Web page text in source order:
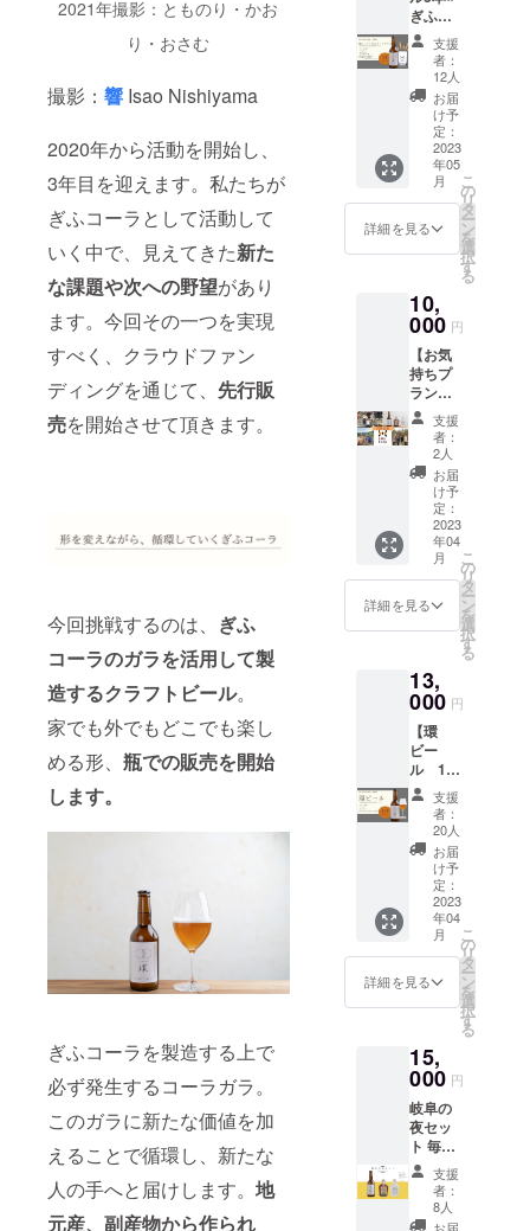
2021年撮影：とものり・かお
り・おさむ
撮影：響 Isao Nishiyama
2020年から活動を開始し、
3年目を迎えます。私たちが
ぎふコーラとして活動して
いく中で、見えてきた新た
な課題や次への野望があり
ます。今回その一つを実現
すべく、クラウドファン
ディングを通じて、 先行販
売を開始させて頂きます。
今回挑戦するのは、 ぎふ
コーラのガラを活用して製
造するクラフトビール。
家でも外でもどこでも楽し
める形、 瓶での販売を開始
します。
ぎふコーラを製造する上で
必ず発生するコーラガラ。
このガラに新たな価値を加
えることで循環し、新たな
人の手へと届けします。 地
元産、副産物から作られ
「原材
料及び
添加物
等の食
品表示
はお届
け商品
のラベ
ルに表
記され
ます。
商品開
のリ
ターン
に貼付
された
ラベル
や注意
書きを
ご確認
くださ
い。」
保存方
法:要冷
（10℃
以下で
保存）
賞味期
月） 内
容量
330ml
ぎふ
コーラ
グラス1
個セッ
ト 製造
したて
の商品
をお届
け。
GWにス
ペシャ
ルなグ
ラスで
癒しの
を。 み
んなで
飲みた
くなる
そんな
ビール
をお届
けで
す。
「原材
料及び
添加物
等の食
品表示
はお届
け商品
のラベ
商品開
封前に
は必ず
お届け
のリ
ターン
に貼付
された
ラベル
や注意
書きを
ご確認
くださ
い。」
保存方
法:要冷
蔵
賞味期
限（瓶
詰日よ
り3ヶ
月） 内
容量
330ml
支援
者：
12人
お届
け予
定：
2023
年05
月
詳細を見る
こ
の
リ
タ
ー
ン
を
選
択
す
る
10,
000 円
【お気
持ちプ
ラン】
（こち
らの支
援は、
メール
にてお
礼のご
連絡を
させて
頂きま
す。）
ぎふ
コーラ
を介し
た新た
なご縁
の方々
と次な
るご縁
商品へ
と展開
してい
きま
す。 ク
ラフト
コーラ
の製造
や副産
物の商
品化な
どまだ
ていく
ために
やるべ
きこと
がたく
さんあ
りま
す。 ご
支援金
は、企
支援
者：
2人
お届
け予
定：
2023
年04
月
詳細を見る
こ
の
リ
タ
ー
ン
を
選
択
す
る
13,
000 円
【環
ビー
ル 12
本セッ
ト】 製
造した
ての商
品をお
届け。
新生活
のス
タート
に。 送
別品と
して。
みんな
たくな
るそん
なビー
ルをお
届けで
す。
「原材
料及び
添加物
等の食
支援
者：
20人
お届
け予
定：
2023
年04
月
詳細を見る
こ
の
リ
タ
ー
ン
を
選
択
す
る
15,
000 円
岐阜の
夜セッ
ト 毎日
ぎふ
コーラ
シリー
ズを楽
支援
者：
8人